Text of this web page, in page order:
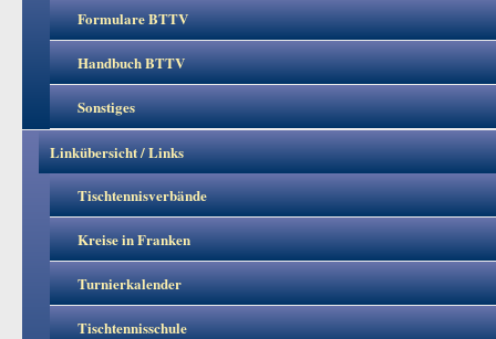
Formulare BTTV
Handbuch BTTV
Sonstiges
Linkübersicht / Links
Tischtennisverbände
Kreise in Franken
Turnierkalender
Tischtennisschule